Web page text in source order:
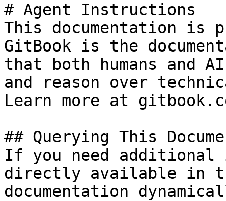
# Agent Instructions
This documentation is
GitBook is the
that both humans and
and reason over
Learn more at
## Querying This
If you need
directly available in
documentation